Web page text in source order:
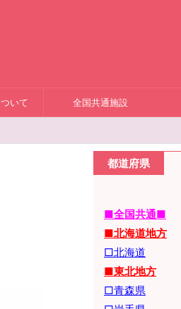
いて 全国共通施設
都道府県
■全国共通■
■北海道地方
□北海道
■東北地方
□青森県